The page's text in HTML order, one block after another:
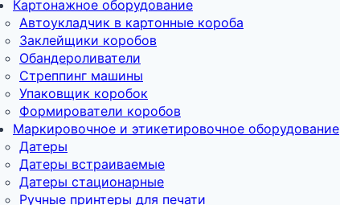
Картонажное оборудование
Автоукладчик в картонные короба
Заклейщики коробов
Обандероливатели
Стреппинг машины
Упаковщик коробок
Формирователи коробов
Маркировочное и этикетировочное оборудование
Датеры
Датеры встраиваемые
Датеры стационарные
Ручные принтеры для печати